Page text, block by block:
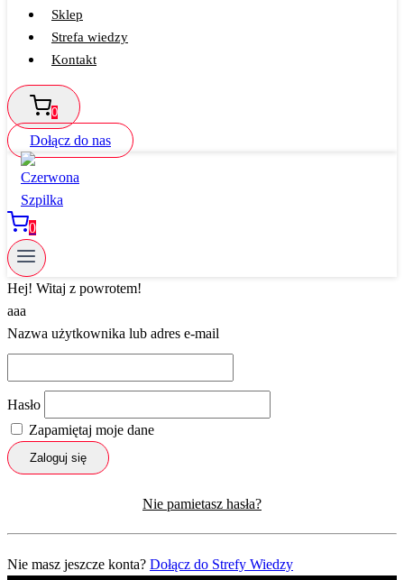
Sklep
Strefa wiedzy
Kontakt
0
Dołącz do nas
0
Hej! Witaj z powrotem!
aaa
Nazwa użytkownika lub adres e-mail
Hasło
Zapamiętaj moje dane
Zaloguj się
Nie pamietasz hasła?
Nie masz jeszcze konta? Dołącz do Strefy Wiedzy